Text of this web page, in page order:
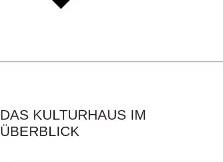
DAS KULTURHAUS IM
ÜBERBLICK